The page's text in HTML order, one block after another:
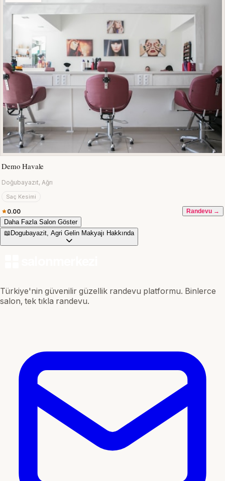
Demo Havale
Doğubayazıt, Ağrı
Saç Kesimi
0.00 Randevu →
Daha Fazla Salon Göster
📖 Dogubayazit, Agri Gelin Makyajı Hakkında
Türkiye'nin güvenilir güzellik randevu platformu. Binlerce
salon, tek tıkla randevu.